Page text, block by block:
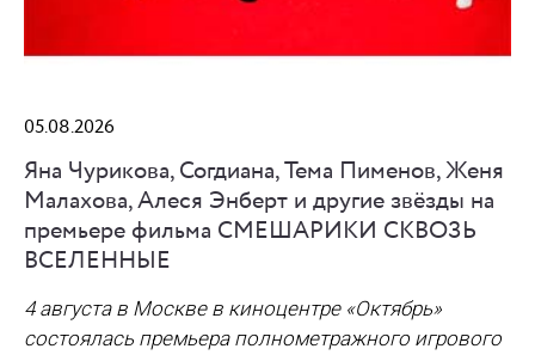
05.08.2026
Яна Чурикова, Согдиана, Тема Пименов, Женя
Малахова, Алеся Энберт и другие звёзды на
премьере фильма СМЕШАРИКИ СКВОЗЬ
ВСЕЛЕННЫЕ
4 августа в Москве в киноцентре «Октябрь»
состоялась премьера полнометражного игрового